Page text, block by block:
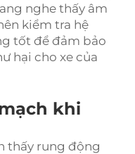
nghe thấy âm
kiểm tra hệ
tốt để đảm bảo
hại cho xe của
khi
thấy rung động